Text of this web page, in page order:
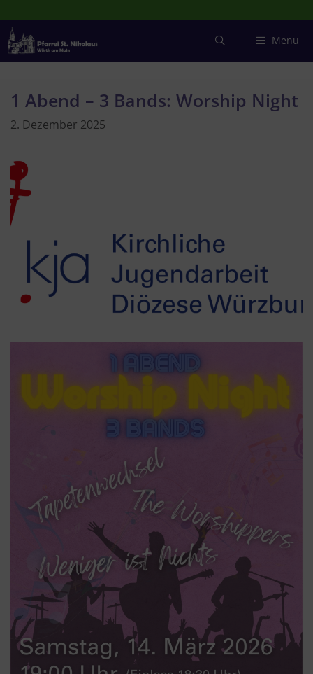
Inhalt
springen
Menu
1 Abend – 3 Bands: Worship Night
2. Dezember 2025